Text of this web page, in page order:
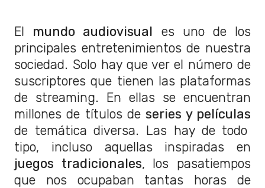
El mundo audiovisual es uno de los
principales entretenimientos de nuestra
sociedad. Solo hay que ver el número de
suscriptores que tienen las plataformas
de streaming. En ellas se encuentran
millones de títulos deseries y películas
de temática diversa. Las hay de todo
tipo, incluso aquellas inspiradas en
juegos tradicionales, los pasatiempos
que nos ocupaban tantas horas de